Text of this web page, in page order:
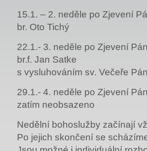
15.1. – 2. neděle po Zjevení
br. Oto Tichý
22.1.- 3. neděle po Zjevení
br.f. Jan Satke
s vysluhováním sv. Večeře
29.1.- 4. neděle po Zjevení
zatím neobsazeno
Nedělní bohoslužby začínají
Po jejich skončení se